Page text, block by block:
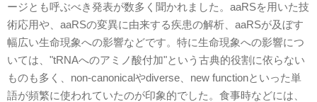
ージとも呼ぶべき発表が数多く聞かれました。aaRSを用いた技
術応用や、aaRSの変異に由来する疾患の解析、aaRSが及ぼす
幅広い生命現象への影響などです。特に生命現象への影響につ
いては、"tRNAへのアミノ酸付加"という古典的役割に依らない
ものも多く、non-canonicalやdiverse、new functionといった単
語が頻繁に使われていたのが印象的でした。食事時などには、